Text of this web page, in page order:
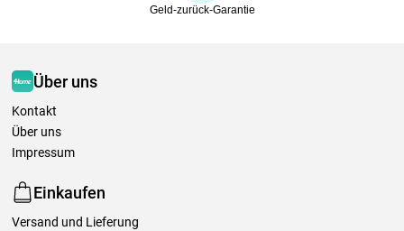
Geld-zurück-Garantie
Über uns
Kontakt
Über uns
Impressum
Einkaufen
Versand und Lieferung